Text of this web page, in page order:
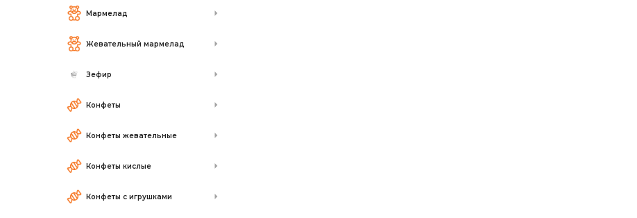
Мармелад
Жевательный мармелад
Зефир
Конфеты
Конфеты жевательные
Конфеты кислые
Конфеты с игрушками